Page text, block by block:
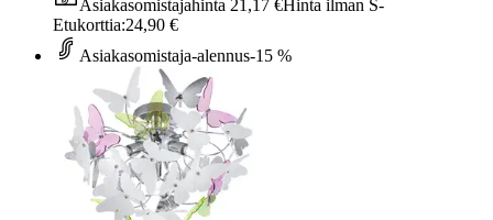
Asiakasomistajahinta 21,17 €Hinta ilman S-
Etukorttia:24,90 €
Asiakasomistaja-alennus-15 %